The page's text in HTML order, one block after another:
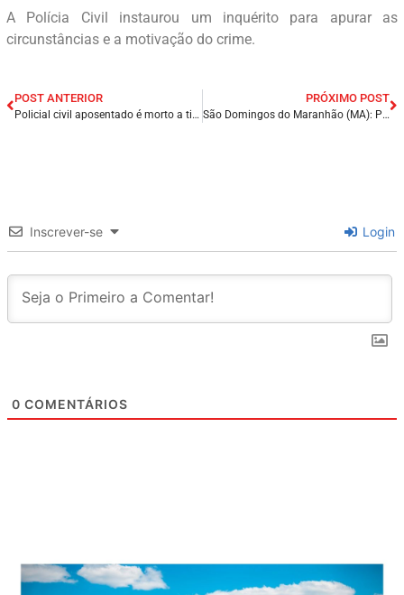
A Polícia Civil instaurou um inquérito para apurar as
circunstâncias e a motivação do crime.
POST ANTERIOR
Policial civil aposentado é morto a tiros dentro de sucata, em Fortaleza – CE.
PRÓXIMO POST
São Domingos do Maranhão (MA): Prefeito Kléber Tratorzão entrega importantes obras no município.
Inscrever-se Login
0 COMENTÁRIOS